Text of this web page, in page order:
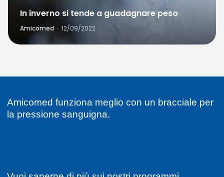
In inverno si tende a guadagnare peso
Amicomed · 12/09/2022
Amicomed funziona meglio con un bracciale per
la pressione sanguigna.